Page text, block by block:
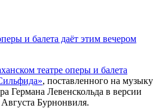
театре оперы и балета
, поставленного на музыку
Германа Левенскольда в версии
Августа Бурнонвиля.